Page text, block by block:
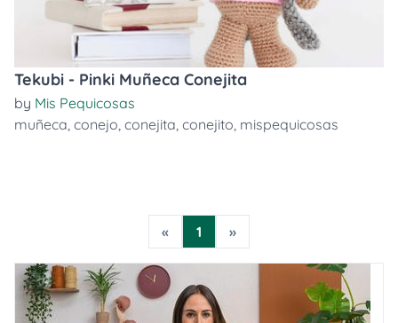
Tekubi - Pinki Muñeca Conejita
by Mis Pequicosas
muñeca, conejo, conejita, conejito, mispequicosas
« 1 »